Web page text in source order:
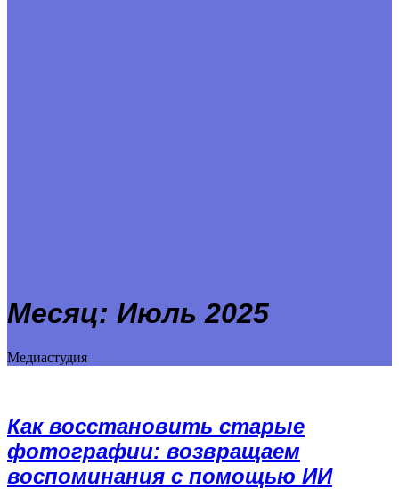
Месяц: Июль 2025
Медиастудия
Как восстановить старые
фотографии: возвращаем
воспоминания с помощью ИИ